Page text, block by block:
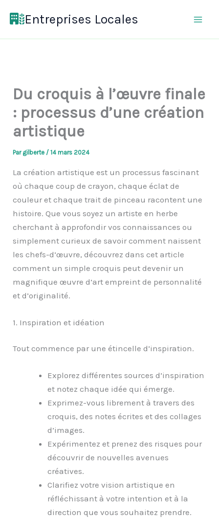
Entreprises Locales
Du croquis à l’œuvre finale
: processus d’une création
artistique
Par gilberte /14 mars 2024
La création artistique est un processus fascinant
où chaque coup de crayon, chaque éclat de
couleur et chaque trait de pinceau racontent une
histoire. Que vous soyez un artiste en herbe
cherchant à approfondir vos connaissances ou
simplement curieux de savoir comment naissent
les chefs-d’œuvre, découvrez dans cet article
comment un simple croquis peut devenir un
magnifique œuvre d’art empreint de personnalité
et d’originalité.
1. Inspiration et idéation
Tout commence par une étincelle d’inspiration.
Explorez différentes sources d’inspiration
et notez chaque idée qui émerge.
Exprimez-vous librement à travers des
croquis, des notes écrites et des collages
d’images.
Expérimentez et prenez des risques pour
découvrir de nouvelles avenues
créatives.
Clarifiez votre vision artistique en
réfléchissant à votre intention et à la
direction que vous souhaitez prendre.